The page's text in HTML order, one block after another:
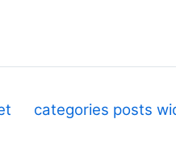
categories posts